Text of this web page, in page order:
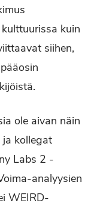
kuin
siihen,
ole aivan näin
ja kollegat
Labs 2 -
analyysien
WEIRD-